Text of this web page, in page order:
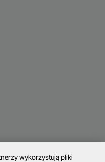
wykorzystują pliki